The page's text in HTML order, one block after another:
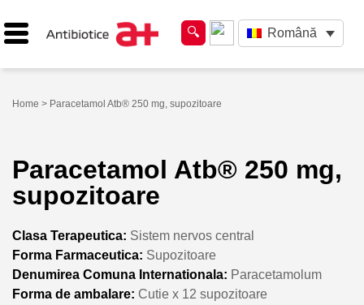
Română
Home > Paracetamol Atb® 250 mg, supozitoare
Paracetamol Atb® 250 mg,
supozitoare
Clasa Terapeutica: Sistem nervos central
Forma Farmaceutica: Supozitoare
Denumirea Comuna Internationala: Paracetamolum
Forma de ambalare: Cutie x 12 supozitoare